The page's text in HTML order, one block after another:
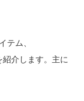
テム、
介します。主に